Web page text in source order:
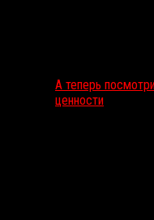
А теперь
ценности